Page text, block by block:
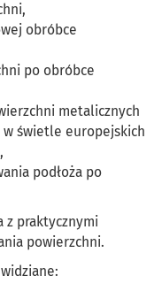
obróbce
po obróbce
metalicznych
świetle europejskich
podłoża po
z praktycznymi
powierzchni.